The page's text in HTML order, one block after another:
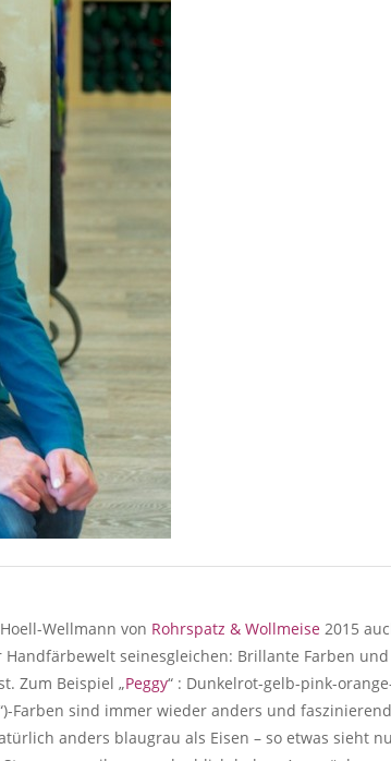
Wellmann von Rohrspatz & Wollmeise 2015
seinesgleichen: Brillante Farben
Zum Beispiel „Peggy“ : Dunkelrot-gelb-pink-
Farben sind immer wieder anders und
anders blaugrau als Eisen – so etwas sieht